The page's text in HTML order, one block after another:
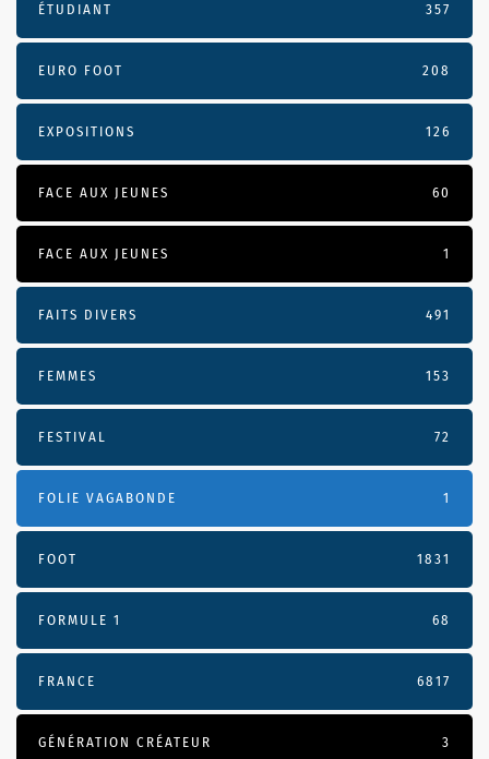
ÉTUDIANT 357
EURO FOOT 208
EXPOSITIONS 126
FACE AUX JEUNES 60
FACE AUX JEUNES 1
FAITS DIVERS 491
FEMMES 153
FESTIVAL 72
FOLIE VAGABONDE 1
FOOT 1831
FORMULE 1 68
FRANCE 6817
GÉNÉRATION CRÉATEUR 3